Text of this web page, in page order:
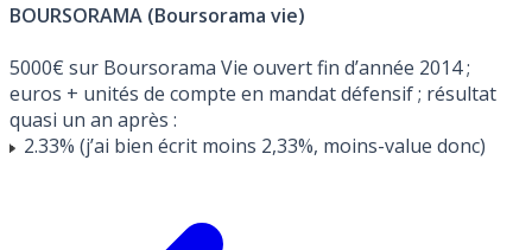
BOURSORAMA (Boursorama vie)
5000€ sur Boursorama Vie ouvert fin d’année 2014 ;
euros + unités de compte en mandat défensif ; résultat
quasi un an après :
2.33% (j’ai bien écrit moins 2,33%, moins-value donc)